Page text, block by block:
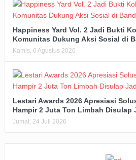
Happiness Yard Vol. 2 Jadi Bukti
Komunitas Dukung Aksi Sosial di
Kamis, 6 Agustus 2026
Lestari Awards 2026 Apresiasi
Hampir 2 Juta Ton Limbah Disulap
Jumat, 24 Juli 2026